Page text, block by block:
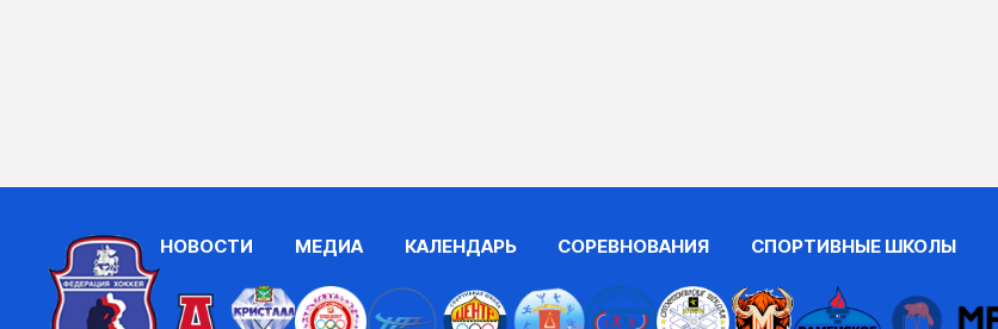
НОВОСТИ МЕДИА КАЛЕНДАРЬ СОРЕВНОВАНИЯ СПОРТИВНЫЕ ШКОЛЫ